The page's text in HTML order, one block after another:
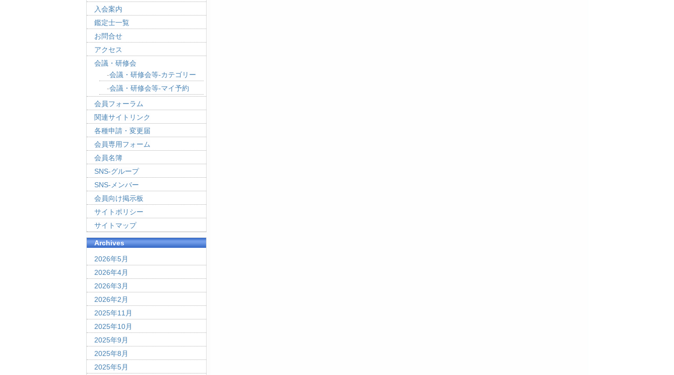
入会案内
鑑定士一覧
お問合せ
アクセス
会議・研修会
会議・研修会等-カテゴリー
会議・研修会等-マイ予約
会員フォーラム
関連サイトリンク
各種申請・変更届
会員専用フォーム
会員名簿
SNS-グループ
SNS-メンバー
会員向け掲示板
サイトポリシー
サイトマップ
Archives
2026年5月
2026年4月
2026年3月
2026年2月
2025年11月
2025年10月
2025年9月
2025年8月
2025年5月